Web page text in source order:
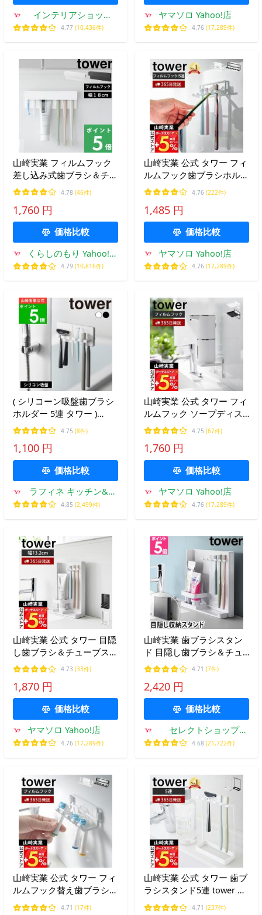
インテリアショップ
roomy
4.77 (10,436件)
ヤマソロ Yahoo!店
4.76 (17,289件)
山崎実業 フィルムフック
差し込み式歯ブラシ＆チュ
ーブホルダー タワー W18
tower 公式 歯ブラシホル
ダー 歯磨き粉 収納 1495
1496 YAMAZAKI
4.78 (46件)
1,760 円
価格比較
くらしのもり Yahoo!シ
ョッピング店
4.79 (10,816件)
山崎実業 公式 タワー フィ
ルムフック歯ブラシホルダ
ー 5連 tower トゥースブラ
シホルダー 歯ブラシ 収納
シェーバー 浮かせる 4520
4521
4.76 (222件)
1,485 円
価格比較
ヤマソロ Yahoo!店
4.76 (17,289件)
( シリコーン吸盤歯ブラシ
ホルダー 5連 タワー )
tower 山崎実業 公式 オン
ライン 通販 浮かす 吊るす
歯ブラシ 電動 スペア 歯間
ブラシ 髭剃り カミソリ
4.75 (8件)
1,100 円
価格比較
ラフィネ キッチン&生
活雑貨
4.85 (2,499件)
山崎実業 公式 タワー フィ
ルムフック ソープディス
ペンサー収納トレー tower
ラック トレー 収納 洗面台
洗面所 おしゃれ 2181
2182
4.75 (67件)
1,760 円
価格比較
ヤマソロ Yahoo!店
4.76 (17,289件)
山崎実業 公式 タワー 目隠
し歯ブラシ＆チューブスタ
ンド スリム tower ホルダ
歯磨き 収納 替えブラシ 洗
面台 浮かせる収納 10025
10026
4.73 (33件)
1,870 円
価格比較
ヤマソロ Yahoo!店
4.76 (17,289件)
山崎実業 歯ブラシスタン
ド 目隠し歯ブラシ＆チュ
ーブスタンドタワー 3505
3506 歯ブラシ立て 歯ブラ
シホルダー ホルダー 歯ブ
ラシ置き ブラシホルダー
浮かせる
4.71 (7件)
2,420 円
価格比較
セレクトショップ
AQUA・アクア
4.68 (21,722件)
山崎実業 公式 タワー フィ
ルムフック替え歯ブラシホ
ルダー tower 替えブラシ
4.71 (17件)
山崎実業 公式 タワー 歯ブ
ラシスタンド5連 tower ホ
ルダー 5本収納 T字カミソ
4.71 (237件)